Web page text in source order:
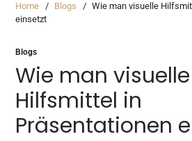
Home Blogs
Wie man visuelle
einsetzt
Blogs
Wie man visuelle
Hilfsmittel in
Präsentationen